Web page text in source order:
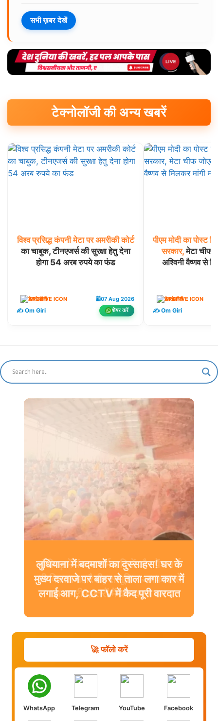
सभी ख़बर देखें
टेक्नोलॉजी की अन्य खबरें
विश्व प्रसिद्ध कंपनी मेटा पर अमरीकी कोर्ट
का चाबुक, टीनएजर्स की सुरक्षा हेतु देना
होगा 54 अरब रुपये का फंड
टेक्नोलॉजी 07 Aug 2026
✍️ Om Giri शेयर करें
पीएम मोदी का पोस्ट
सरकार,मेटा चीफ
अश्विनी वैष्णव से
टेक्नोलॉजी
✍️ Om Giri
चंडीगढ़ में पंजाब कर्मचारियों और पेंशनर्स
की विशाल महारैली, सामूहिक अवकाश से
सरकारी दफ्तरों में कामकाज ठप
🚀 फॉलो करें
WhatsApp Telegram YouTube Facebook